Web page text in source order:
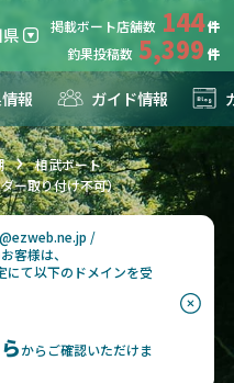
掲載ボート店舗数 144
釣果投稿数 5,399
報 ガイド情報
相武ボート
ー取り付け不可）
/
客様は、
にて以下のドメインを受
からご確認いただけま